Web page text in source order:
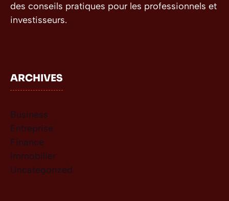
des conseils pratiques pour les professionnels et
investisseurs.
ARCHIVES
Business
Entreprise
Finance
Immobilier
Uncategorized